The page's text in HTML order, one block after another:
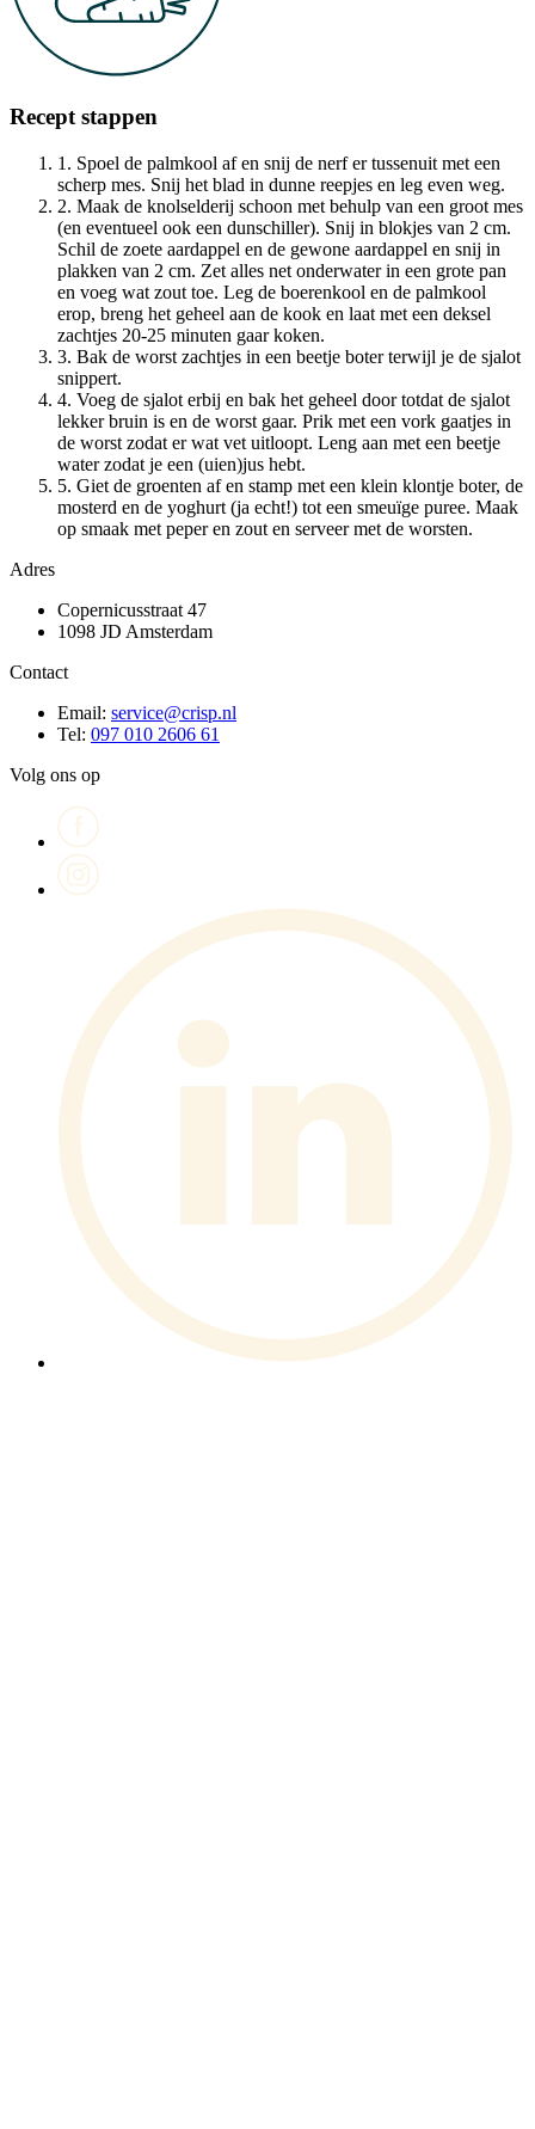
Recept stappen
1. Spoel de palmkool af en snij de nerf er tussenuit met een
scherp mes. Snij het blad in dunne reepjes en leg even weg.
2. Maak de knolselderij schoon met behulp van een groot mes
(en eventueel ook een dunschiller). Snij in blokjes van 2 cm.
Schil de zoete aardappel en de gewone aardappel en snij in
plakken van 2 cm. Zet alles net onderwater in een grote pan
en voeg wat zout toe. Leg de boerenkool en de palmkool
erop, breng het geheel aan de kook en laat met een deksel
zachtjes 20-25 minuten gaar koken.
3. Bak de worst zachtjes in een beetje boter terwijl je de sjalot
snippert.
4. Voeg de sjalot erbij en bak het geheel door totdat de sjalot
lekker bruin is en de worst gaar. Prik met een vork gaatjes in
de worst zodat er wat vet uitloopt. Leng aan met een beetje
water zodat je een (uien)jus hebt.
5. Giet de groenten af en stamp met een klein klontje boter, de
mosterd en de yoghurt (ja echt!) tot een smeuïge puree. Maak
op smaak met peper en zout en serveer met de worsten.
Adres
Copernicusstraat 47
1098 JD Amsterdam
Contact
Email: service@crisp.nl
Tel: 097 010 2606 61
Volg ons op